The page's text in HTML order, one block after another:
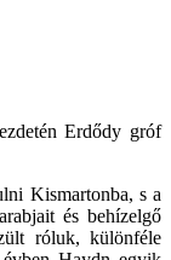
Erdődy gróf
Kismartonba, s a
és behízelgő
róluk, különféle